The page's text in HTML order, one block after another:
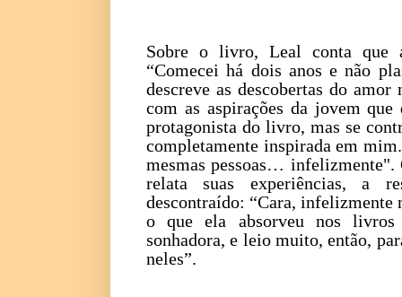
Sobre o livro, Leal conta que
“Comecei há dois anos e não
descreve as descobertas do amor
com as aspirações da jovem
protagonista do livro, mas se
completamente inspirada em
mesmas pessoas… infelizmente".
relata suas experiências, a
descontraído: “Cara, infelizmente
o que ela absorveu nos
sonhadora, e leio muito, então,
neles”.